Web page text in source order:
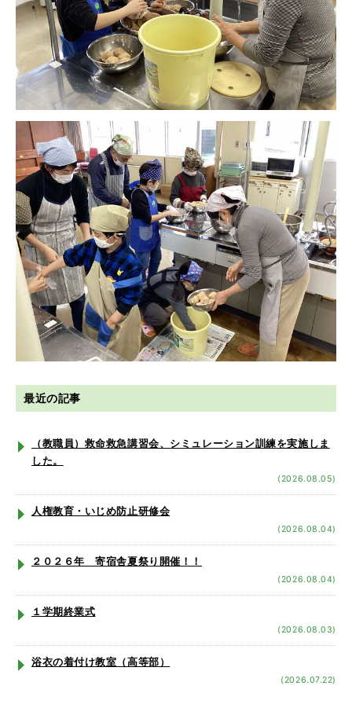
最近の記事
（教職員）救命救急講習会、シミュレーション訓練を実施しま
した。
(2026.08.05)
人権教育・いじめ防止研修会
(2026.08.04)
２０２６年 寄宿舎夏祭り開催！！
(2026.08.04)
１学期終業式
(2026.08.03)
浴衣の着付け教室（高等部）
(2026.07.22)